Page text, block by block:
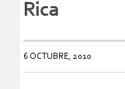
Rica
6 OCTUBRE, 2010